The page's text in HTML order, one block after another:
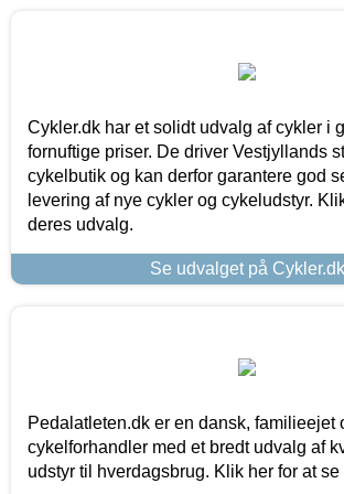
Cykler.dk har et solidt udvalg af cykler i
fornuftige priser. De driver Vestjyllands
cykelbutik og kan derfor garantere god
levering af nye cykler og cykeludstyr.
deres udvalg.
Se udvalget på Cykler.dk
Pedalatleten.dk er en dansk, familieejet
cykelforhandler med et bredt udvalg af
udstyr til hverdagsbrug. Klik her for at